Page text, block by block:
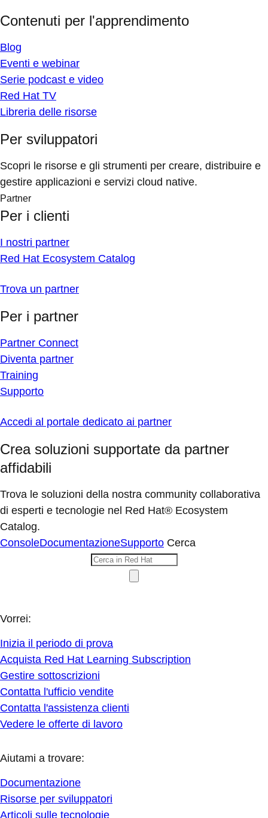
Contenuti per l'apprendimento
Blog
Eventi e webinar
Serie podcast e video
Red Hat TV
Libreria delle risorse
Per sviluppatori
Scopri le risorse e gli strumenti per creare, distribuire e
gestire applicazioni e servizi cloud native.
Partner
Per i clienti
I nostri partner
Red Hat Ecosystem Catalog
Trova un partner
Per i partner
Partner Connect
Diventa partner
Training
Supporto
Accedi al portale dedicato ai partner
Crea soluzioni supportate da partner
affidabili
Trova le soluzioni della nostra community collaborativa
di esperti e tecnologie nel Red Hat® Ecosystem
Catalog.
ConsoleDocumentazioneSupporto Cerca
Vorrei:
Inizia il periodo di prova
Acquista Red Hat Learning Subscription
Gestire sottoscrizioni
Contatta l'ufficio vendite
Contatta l'assistenza clienti
Vedere le offerte di lavoro
Aiutami a trovare:
Documentazione
Risorse per sviluppatori
Articoli sulle tecnologie